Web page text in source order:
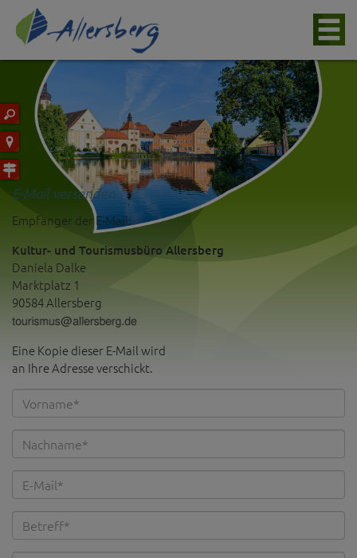
E-Mail versenden
Empfänger der E-Mail:
Kultur- und Tourismusbüro Allersberg
Daniela Dalke
Marktplatz 1
90584 Allersberg
Eine Kopie dieser E-Mail wird
an Ihre Adresse verschickt.